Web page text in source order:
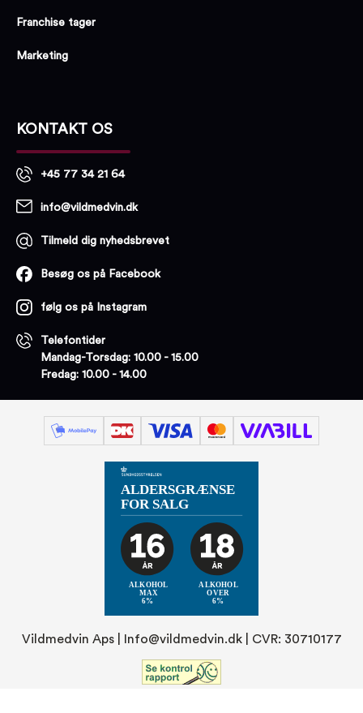
Franchise tager
Marketing
KONTAKT OS
+45 77 34 21 64
info@vildmedvin.dk
Tilmeld dig nyhedsbrevet
Besøg os på Facebook
følg os på Instagram
Telefontider
Mandag-Torsdag: 10.00 - 15.00
Fredag: 10.00 - 14.00
Vildmedvin Aps | Info@vildmedvin.dk| CVR: 30710177